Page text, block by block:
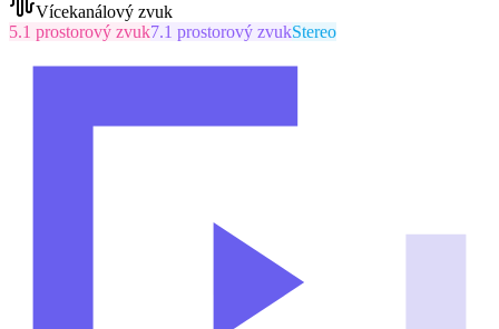
Vícekanálový zvuk
5.1 prostorový zvuk7.1 prostorový zvukStereo